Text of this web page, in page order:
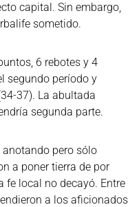
capital. Sin embargo,
sometido.
6 rebotes y 4
segundo período y
37). La abultada
segunda parte.
pero sólo
a poner tierra de por
fe local no decayó. Entre
a los aficionados